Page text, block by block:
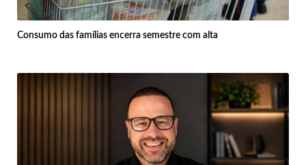
Consumo das famílias encerra semestre com alta